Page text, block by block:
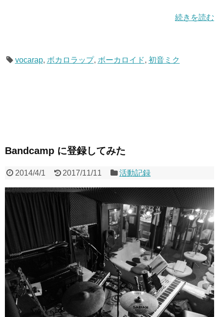
続きを読む
vocarap, ボカロラップ, ボーカロイド, 初音ミク
Bandcamp に登録してみた
2014/4/1 2017/11/11 活動記録